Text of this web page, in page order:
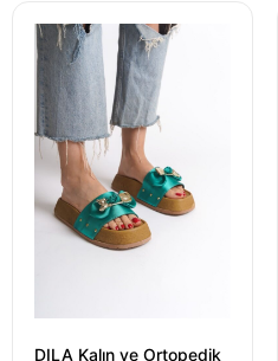
DILA Kalın ve Ortopedik